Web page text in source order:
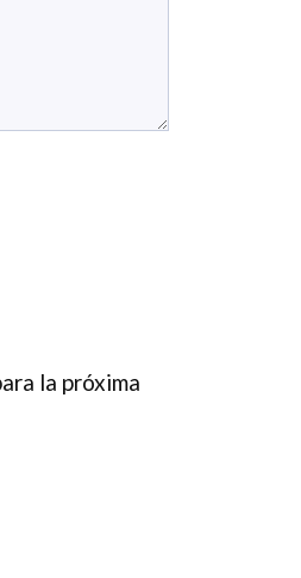
la próxima